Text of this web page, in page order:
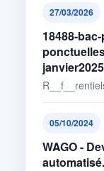
27/03/2026
18488-
05/10/2024
WAGO -